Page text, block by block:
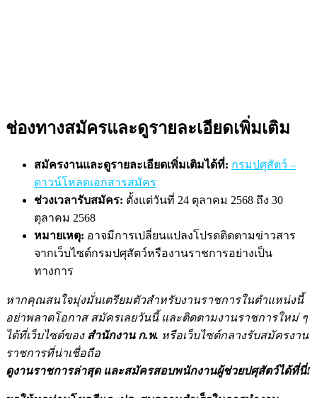
ช่องทางสมัครและดูรายละเอียดเพิ่มเติม
สมัครงานและดูรายละเอียดเพิ่มเติมได้ที่: กรมปศุสัตว์ –
ดาวน์โหลดเอกสารสมัคร
ช่วงเวลารับสมัคร: ตั้งแต่วันที่ 24 ตุลาคม 2568 ถึง 30
ตุลาคม 2568
หมายเหตุ: อาจมีการเปลี่ยนแปลงโปรดติดตามข่าวสาร
จากเว็บไซต์กรมปศุสัตว์หรืองานราชการอย่างเป็น
ทางการ
หากคุณสนใจมุ่งมั่นเตรียมตัวสำหรับงานราชการในตำแหน่งนี้
อย่าพลาดโอกาส สมัครเลยวันนี้ และติดตามงานราชการใหม่ ๆ
ได้ที่เว็บไซต์ของ สำนักงาน ก.พ. หรือเว็บไซต์กลางรับสมัครงาน
ราชการที่น่าเชื่อถือ
ดูงานราชการล่าสุด และสมัครสอบพนักงานผู้ช่วยปศุสัตว์ได้ที่นี่!